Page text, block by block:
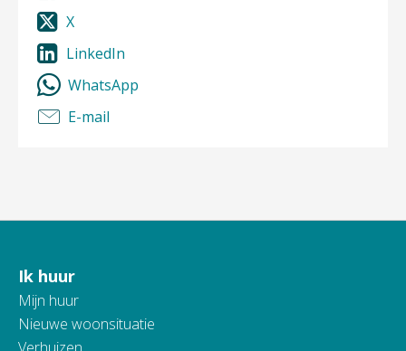
X
LinkedIn
WhatsApp
E-mail
Contactinformatie
Ik huur
Mijn huur
Nieuwe woonsituatie